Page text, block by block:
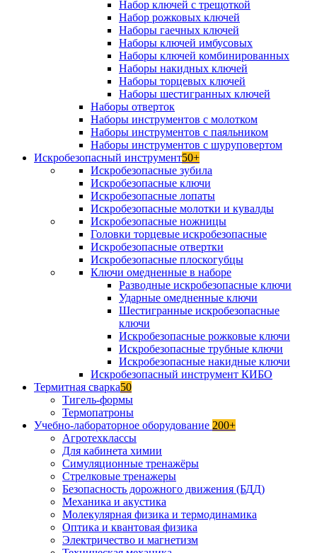
Набор ключей с трещоткой
Набор рожковых ключей
Наборы гаечных ключей
Наборы ключей имбусовых
Наборы ключей комбинированных
Наборы накидных ключей
Наборы торцевых ключей
Наборы шестигранных ключей
Наборы отверток
Наборы инструментов с молотком
Наборы инструментов с паяльником
Наборы инструментов с шуруповертом
Искробезопасный инструмент50+
Искробезопасные зубила
Искробезопасные ключи
Искробезопасные лопаты
Искробезопасные молотки и кувалды
Искробезопасные ножницы
Головки торцевые искробезопасные
Искробезопасные отвертки
Искробезопасные плоскогубцы
Ключи омедненные в наборе
Разводные искробезопасные ключи
Ударные омедненные ключи
Шестигранные искробезопасные
ключи
Искробезопасные рожковые ключи
Искробезопасные трубные ключи
Искробезопасные накидные ключи
Искробезопасный инструмент КИБО
Термитная сварка50
Тигель-формы
Термопатроны
Учебно-лабораторное оборудование 200+
Агротехклассы
Для кабинета химии
Симуляционные тренажёры
Стрелковые тренажеры
Безопасность дорожного движения (БДД)
Механика и акустика
Молекулярная физика и термодинамика
Оптика и квантовая физика
Электричество и магнетизм